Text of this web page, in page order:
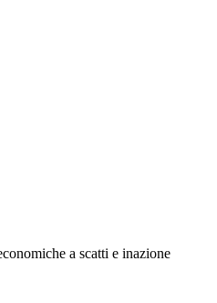
a scatti e inazione